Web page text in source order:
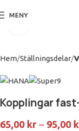
MENY
Klicka för att
Hem Ställningsdelar
Kopplingar
65,00 kr – 95,00